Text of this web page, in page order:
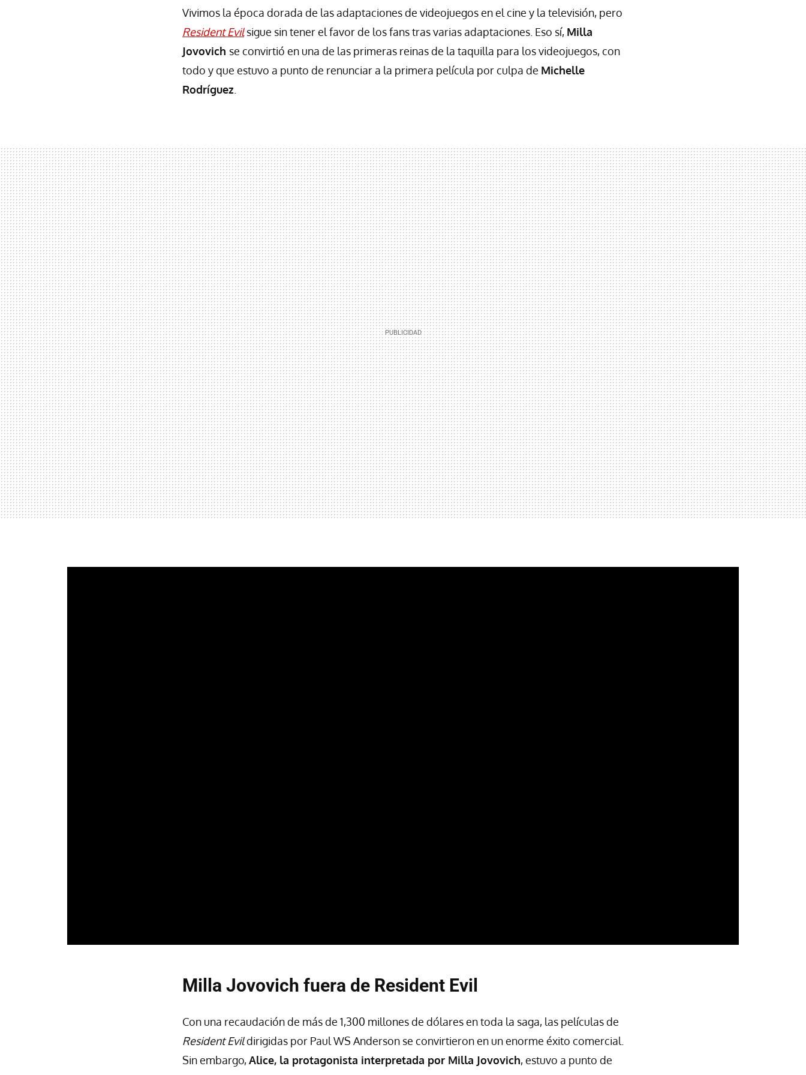
Vivimos la época dorada de las adaptaciones de videojuegos en el cine y la televisión, pero
Resident Evilsigue sin tener el favor de los fans tras varias adaptaciones. Eso sí, Milla
Jovovich se convirtió en una de las primeras reinas de la taquilla para los videojuegos, con
todo y que estuvo a punto de renunciar a la primera película por culpa de Michelle
Rodríguez
Milla Jovovich fuera de Resident Evil
Con una recaudación de más de 1,300 millones de dólares en toda la saga, las películas de
Resident Evildirigidas por Paul WS Anderson se convirtieron en un enorme éxito comercial.
Sin embargo,Alice, la protagonista interpretada por Milla Jovovich, estuvo a punto de